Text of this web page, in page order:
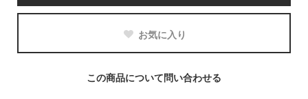
お気に入り
この商品について問い合わせる